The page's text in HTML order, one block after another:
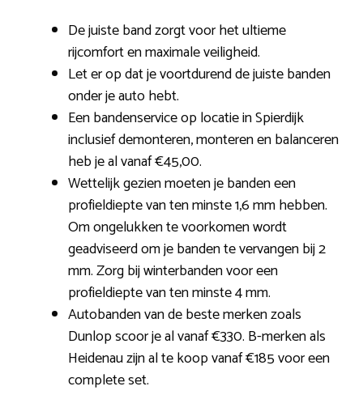
De juiste band zorgt voor het ultieme
rijcomfort en maximale veiligheid.
Let er op dat je voortdurend de juiste banden
onder je auto hebt.
Een bandenservice op locatie in Spierdijk
inclusief demonteren, monteren en balanceren
heb je al vanaf €45,00.
Wettelijk gezien moeten je banden een
profieldiepte van ten minste 1,6 mm hebben.
Om ongelukken te voorkomen wordt
geadviseerd om je banden te vervangen bij 2
mm. Zorg bij winterbanden voor een
profieldiepte van ten minste 4 mm.
Autobanden van de beste merken zoals
Dunlop scoor je al vanaf €330. B-merken als
Heidenau zijn al te koop vanaf €185 voor een
complete set.